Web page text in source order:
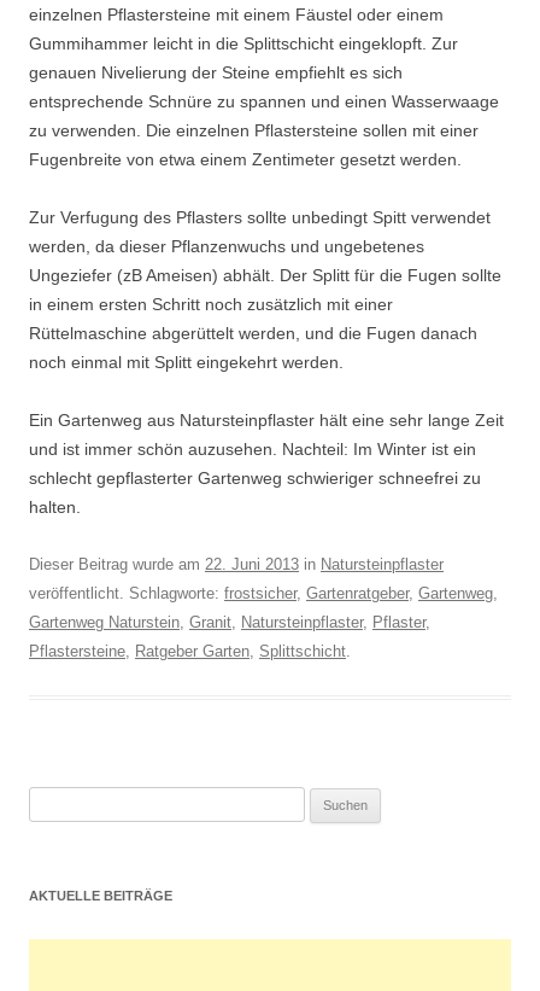
einzelnen Pflastersteine mit einem Fäustel oder einem
Gummihammer leicht in die Splittschicht eingeklopft. Zur
genauen Nivelierung der Steine empfiehlt es sich
entsprechende Schnüre zu spannen und einen Wasserwaage
zu verwenden. Die einzelnen Pflastersteine sollen mit einer
Fugenbreite von etwa einem Zentimeter gesetzt werden.
Zur Verfugung des Pflasters sollte unbedingt Spitt verwendet
werden, da dieser Pflanzenwuchs und ungebetenes
Ungeziefer (zB Ameisen) abhält. Der Splitt für die Fugen sollte
in einem ersten Schritt noch zusätzlich mit einer
Rüttelmaschine abgerüttelt werden, und die Fugen danach
noch einmal mit Splitt eingekehrt werden.
Ein Gartenweg aus Natursteinpflaster hält eine sehr lange Zeit
und ist immer schön auzusehen. Nachteil: Im Winter ist ein
schlecht gepflasterter Gartenweg schwieriger schneefrei zu
halten.
Dieser Beitrag wurde am 22. Juni 2013 in Natursteinpflaster
veröffentlicht. Schlagworte: frostsicher, Gartenratgeber, Gartenweg,
Gartenweg Naturstein, Granit, Natursteinpflaster, Pflaster,
Pflastersteine, Ratgeber Garten, Splittschicht.
AKTUELLE BEITRÄGE